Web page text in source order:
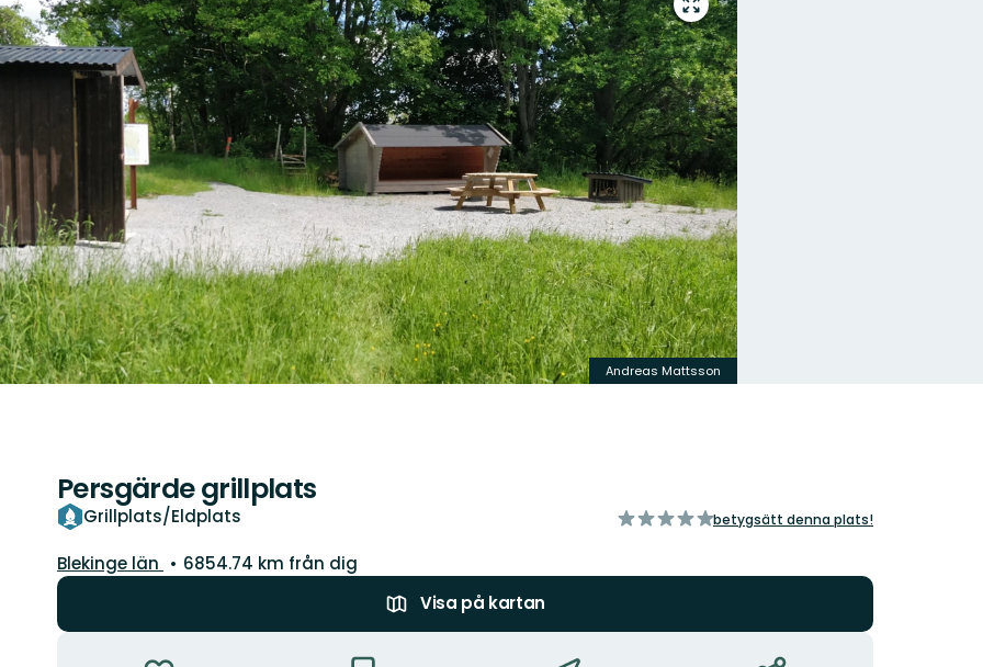
Gå
till
helskärmsläge
Andreas Mattsson
Persgärde grillplats
Grillplats/Eldplats
av
betygsätt denna plats!
Län:
Blekinge län
6854.74 km från dig
Visa på kartan